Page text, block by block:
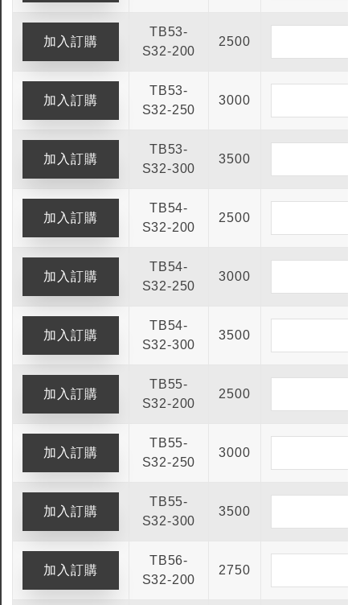
TB53-
S32-200
2500
TB53-
S32-250
3000
TB53-
S32-300
3500
TB54-
S32-200
2500
TB54-
S32-250
3000
TB54-
S32-300
3500
TB55-
S32-200
2500
TB55-
S32-250
3000
TB55-
S32-300
3500
TB56-
S32-200
2750